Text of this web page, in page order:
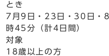
とき
7月9日・23日・30日・
時45分（計4日間）
対象
18歳以上の方